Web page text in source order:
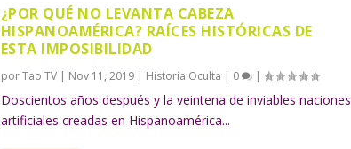
¿POR QUÉ NO LEVANTA CABEZA
HISPANOAMÉRICA? RAÍCES HISTÓRICAS DE
ESTA IMPOSIBILIDAD
porTao TV| Nov 11, 2019| Historia Oculta | 0 |
Doscientos años después y la veintena de inviables naciones
artificiales creadas en Hispanoamérica...